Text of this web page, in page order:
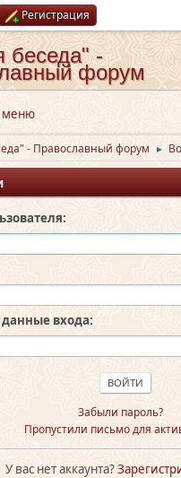
Регистрация
беседа" -
форум
меню
- Православный форум ►
входа:
Забыли пароль?
Пропустили письмо для
У вас нет аккаунта?